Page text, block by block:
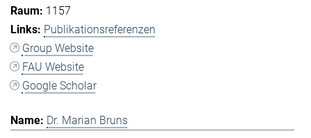
1157
Publikationsreferenzen
Group Website
FAU Website
Google Scholar
Dr. Marian Bruns